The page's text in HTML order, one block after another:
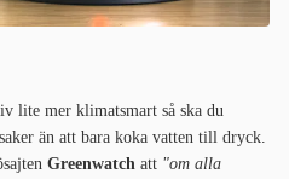
lite mer klimatsmart så ska du
än att bara koka vatten till dryck.
Greenwatch att "om alla